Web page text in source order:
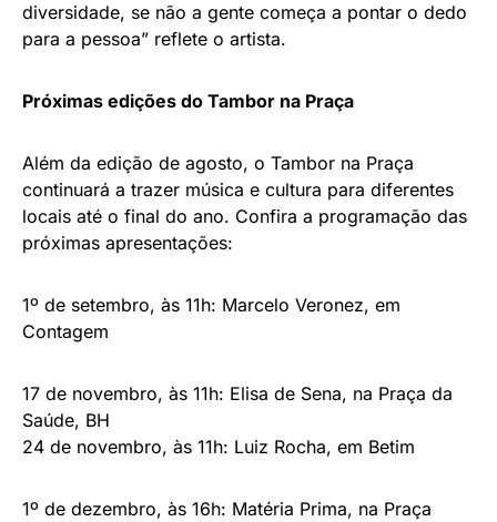
diversidade, se não a gente começa a pontar o dedo
para a pessoa” reflete o artista.
Próximas edições do Tambor na Praça
Além da edição de agosto, o Tambor na Praça
continuará a trazer música e cultura para diferentes
locais até o final do ano. Confira a programação das
próximas apresentações:
1º de setembro, às 11h: Marcelo Veronez, em
Contagem
17 de novembro, às 11h: Elisa de Sena, na Praça da
Saúde, BH
24 de novembro, às 11h: Luiz Rocha, em Betim
1º de dezembro, às 16h: Matéria Prima, na Praça